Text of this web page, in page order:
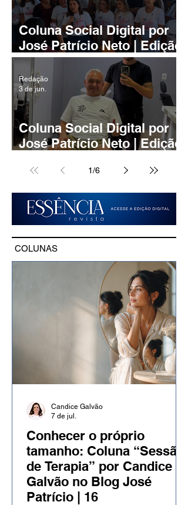
Coluna Social Digital por
José Patrício Neto | Edição
78/2026
Coluna Social Digital por
José Patrício Neto | Edição
Redação
3 de jun.
1/6
COLUNAS
Conhecer o próprio
tamanho: Coluna “Sessão
de Terapia” por Candice
Galvão no Blog José
Patrício | 16
Candice Galvão
7 de jul.